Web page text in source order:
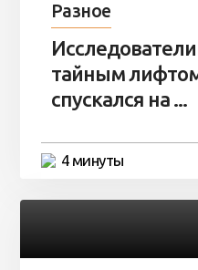
Разное
тайным
спускался на ...
4 минуты